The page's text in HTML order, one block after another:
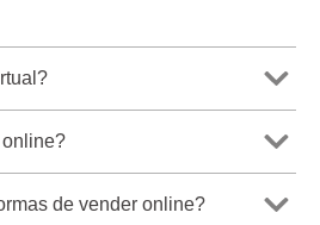
de vender online?